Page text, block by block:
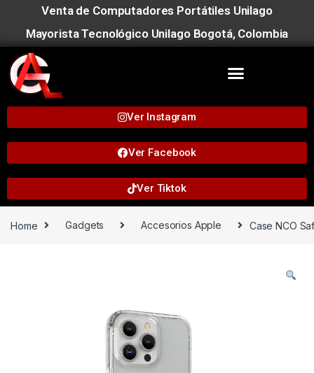
Venta de Computadores Portátiles Unilago
Mayorista Tecnológico Unilago Bogotá, Colombia
Ver Instagram
Ver Facebook
Ver Tiktok
Home Gadgets Accesorios Apple Case NCO